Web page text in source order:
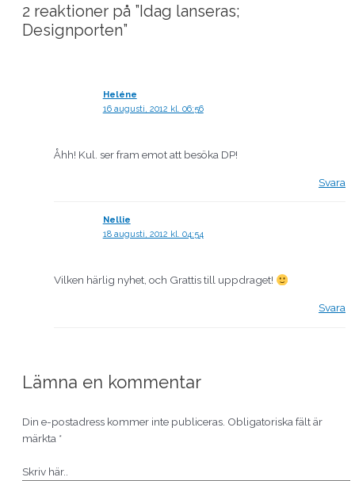
2 reaktioner på ”Idag lanseras;
Designporten”
Heléne
16 augusti, 2012 kl. 06:56
Åhh! Kul. ser fram emot att besöka DP!
Svara
Nellie
18 augusti, 2012 kl. 04:54
Vilken härlig nyhet, och Grattis till uppdraget!
Svara
Lämna en kommentar
Din e-postadress kommer inte publiceras. Obligatoriska fält är
märkta *
Skriv här..